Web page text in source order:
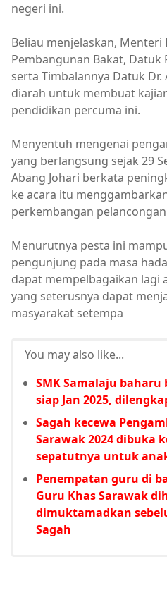
negeri ini.
Beliau menjelaskan,
Pembangunan Bakat, Datuk
serta Timbalannya Datuk Dr.
diarah untuk membuat
pendidikan percuma ini.
Menyentuh mengenai
yang berlangsung sejak 29
Abang Johari berkata
ke acara itu
perkembangan
Menurutnya pesta ini
pengunjung pada masa
dapat mempelbagaikan lagi
yang seterusnya dapat
masyarakat setempa
You may also like...
SMK Samalaju baharu
siap Jan 2025,
Sagah kecewa
Sarawak 2024 dibuka
sepatutnya untuk
Penempatan guru di
Guru Khas Sarawak
dimuktamadkan
Sagah